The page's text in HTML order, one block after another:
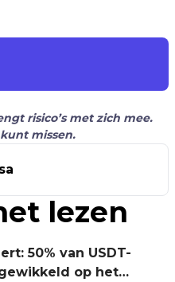
risico’s met zich mee.
missen.
lezen
50% van USDT-
op het